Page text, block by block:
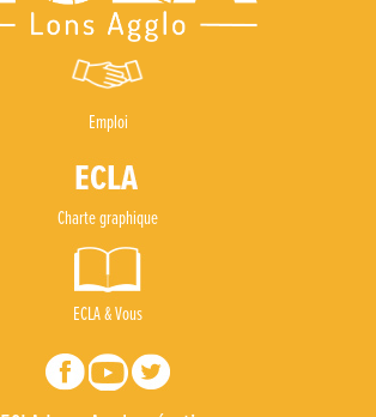
Emploi
Charte graphique
ECLA & Vous